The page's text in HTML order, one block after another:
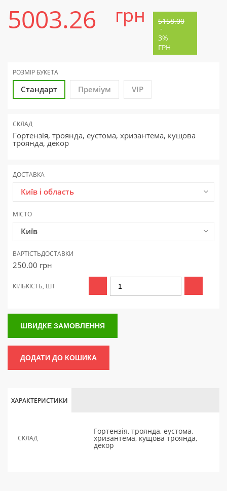
5003.26 грн 5158.00
-
3%
ГРН
РОЗМІР БУКЕТА
Стандарт Преміум VIP
СКЛАД
Гортензія, троянда, еустома, хризантема, кущова
троянда, декор
ДОСТАВКА
Київ і область
МІСТО
Київ
ВАРТІСТЬДОСТАВКИ
250.00 грн
КІЛЬКІСТЬ, ШТ
ШВИДКЕ ЗАМОВЛЕННЯ
ДОДАТИ ДО КОШИКА
ХАРАКТЕРИСТИКИ
СКЛАД
Гортензія, троянда, еустома,
хризантема, кущова троянда,
декор